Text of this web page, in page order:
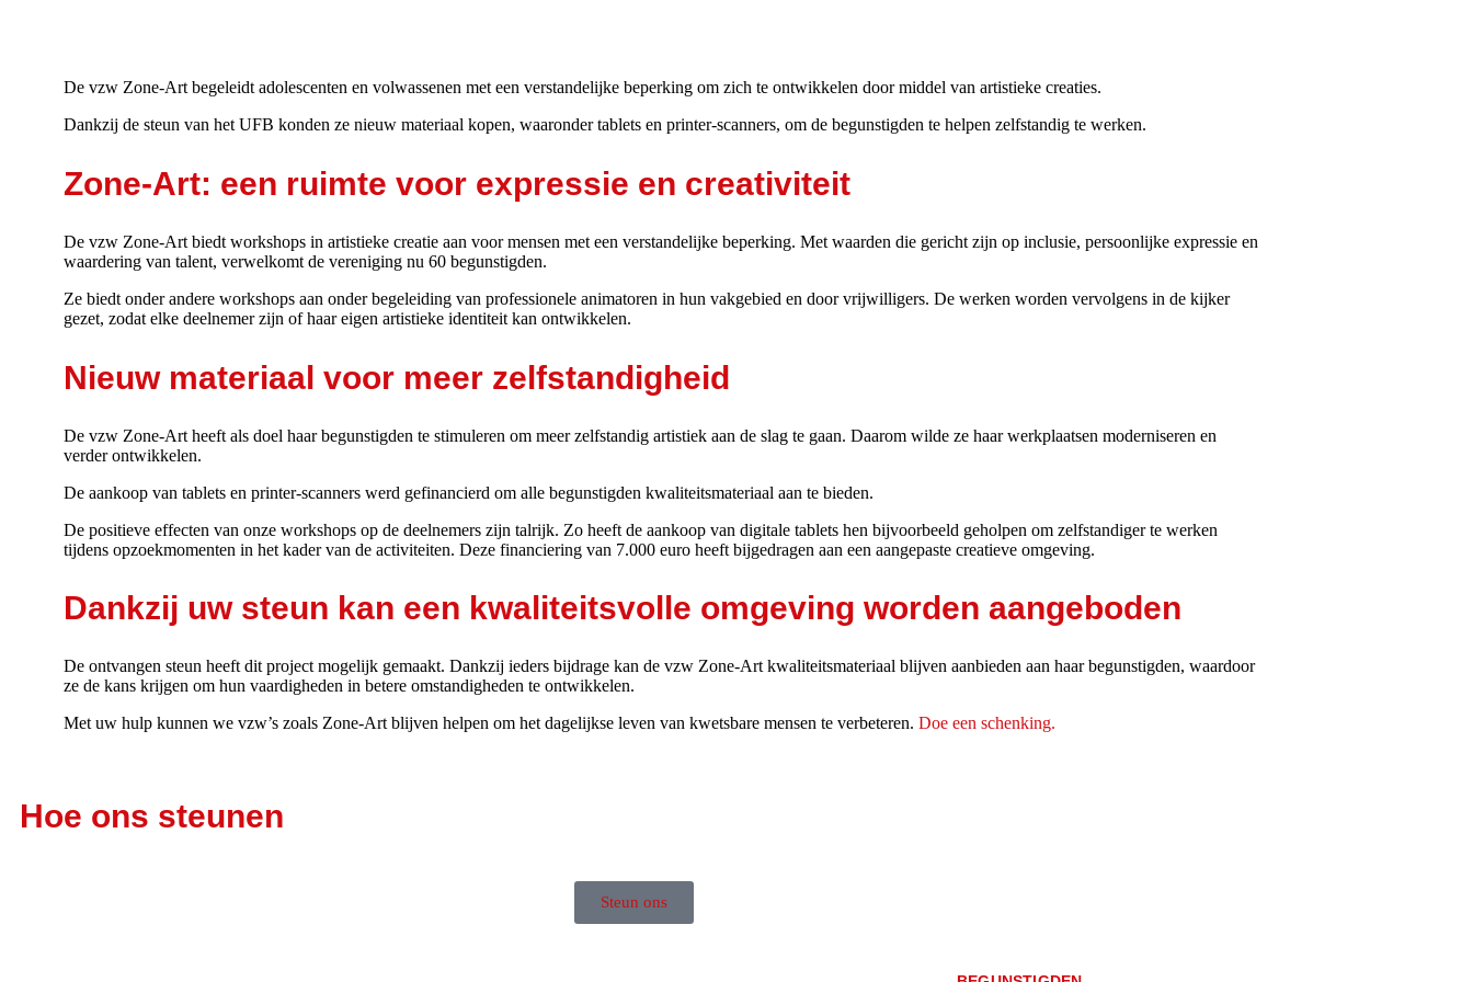
De vzw Zone-Art begeleidt adolescenten en volwassenen met een verstandelijke beperking om zich te ontwikkelen door middel van artistieke creaties.
Dankzij de steun van het UFB konden ze nieuw materiaal kopen, waaronder tablets en printer-scanners, om de begunstigden te helpen zelfstandig te werken.
Zone-Art: een ruimte voor expressie en creativiteit
De vzw Zone-Art biedt workshops in artistieke creatie aan voor mensen met een verstandelijke beperking. Met waarden die gericht zijn op inclusie, persoonlijke expressie en
waardering van talent, verwelkomt de vereniging nu 60 begunstigden.
Ze biedt onder andere workshops aan onder begeleiding van professionele animatoren in hun vakgebied en door vrijwilligers. De werken worden vervolgens in de kijker
gezet, zodat elke deelnemer zijn of haar eigen artistieke identiteit kan ontwikkelen.
Nieuw materiaal voor meer zelfstandigheid
De vzw Zone-Art heeft als doel haar begunstigden te stimuleren om meer zelfstandig artistiek aan de slag te gaan. Daarom wilde ze haar werkplaatsen moderniseren en
verder ontwikkelen.
De aankoop van tablets en printer-scanners werd gefinancierd om alle begunstigden kwaliteitsmateriaal aan te bieden.
De positieve effecten van onze workshops op de deelnemers zijn talrijk. Zo heeft de aankoop van digitale tablets hen bijvoorbeeld geholpen om zelfstandiger te werken
tijdens opzoekmomenten in het kader van de activiteiten. Deze financiering van 7.000 euro heeft bijgedragen aan een aangepaste creatieve omgeving.
Dankzij uw steun kan een kwaliteitsvolle omgeving worden aangeboden
De ontvangen steun heeft dit project mogelijk gemaakt. Dankzij ieders bijdrage kan de vzw Zone-Art kwaliteitsmateriaal blijven aanbieden aan haar begunstigden, waardoor
ze de kans krijgen om hun vaardigheden in betere omstandigheden te ontwikkelen.
Met uw hulp kunnen we vzw’s zoals Zone-Art blijven helpen om het dagelijkse leven van kwetsbare mensen te verbeteren. Doe een schenking.
Hoe ons steunen
Steun ons